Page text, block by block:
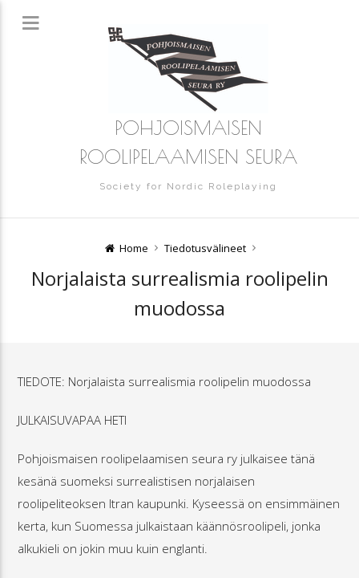
POHJOISMAISEN
ROOLIPELAAMISEN SEURA
Society for Nordic Roleplaying
Home Tiedotusvälineet
Norjalaista surrealismia roolipelin
muodossa
TIEDOTE: Norjalaista surrealismia roolipelin muodossa
JULKAISUVAPAA HETI
Pohjoismaisen roolipelaamisen seura ry julkaisee tänä
kesänä suomeksi surrealistisen norjalaisen
roolipeliteoksen Itran kaupunki. Kyseessä on ensimmäinen
kerta, kun Suomessa julkaistaan käännösroolipeli, jonka
alkukieli on jokin muu kuin englanti.